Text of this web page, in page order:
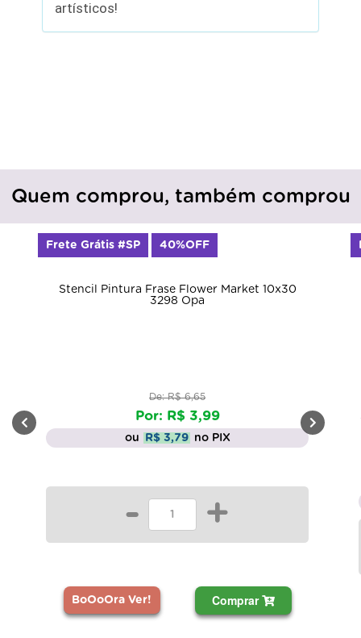
artísticos!
Quem comprou, também comprou
Stencil Pintura Frase Flower Market 10x30
3298 Opa
De: R$ 6,65
Por: R$ 3,99
ou R$ 3,79 no PIX
- +
BoOoOra Ver! Comprar
Frete Grátis #SP 40%OFF